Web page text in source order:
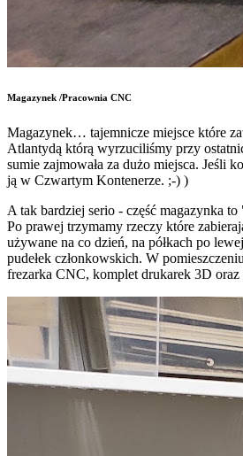
Magazynek /Pracownia CNC
Magazynek… tajemnicze miejsce które
Atlantydą którą wyrzuciliśmy przy
sumie zajmowała za dużo miejsca. Jeśli
ją w Czwartym Kontenerze. ;-) )
A tak bardziej serio - część magazynka
Po prawej trzymamy rzeczy które
używane na co dzień, na półkach po
pudełek członkowskich. W
frezarka CNC, komplet drukarek 3D oraz